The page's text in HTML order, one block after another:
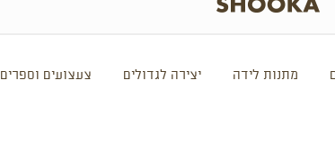
מתנות לידה יצירה לגדולים צעצועים וספרים